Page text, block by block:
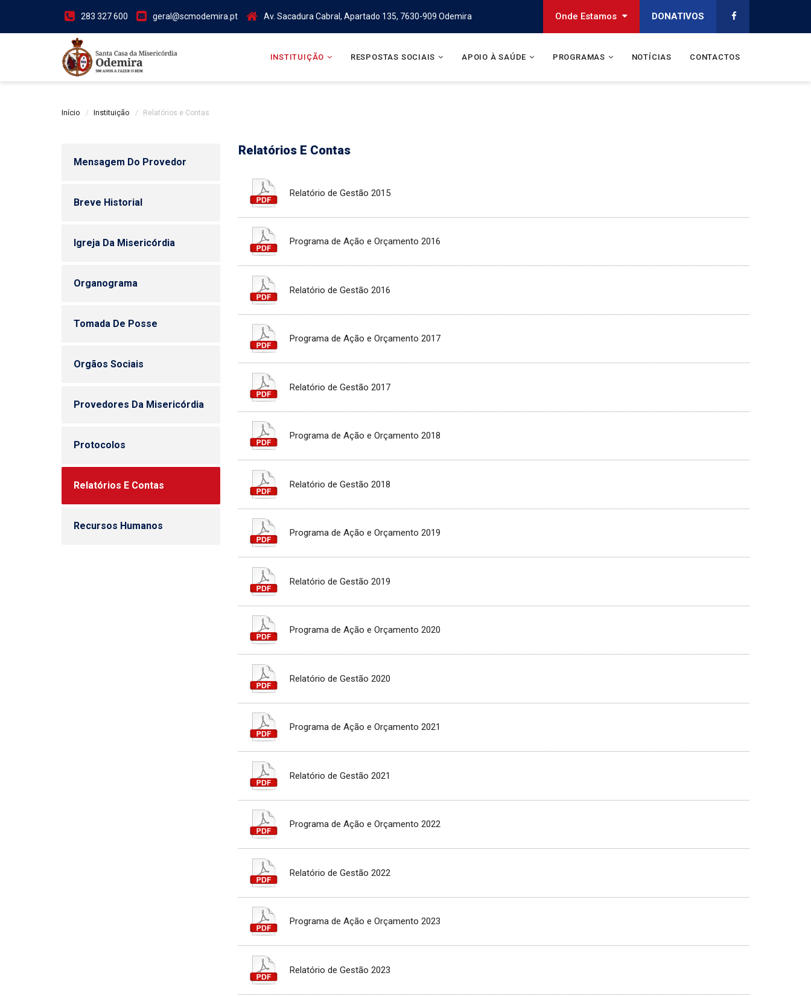
283 327 600 geral@scmodemira.pt Av. Sacadura Cabral, Apartado 135, 7630-909 Odemira Onde Estamos DONATIVOS
INSTITUIÇÃO RESPOSTAS SOCIAIS APOIO À SAÚDE PROGRAMAS NOTÍCIAS CONTACTOS
Início Instituição Relatórios e Contas
Mensagem Do Provedor
Breve Historial
Igreja Da Misericórdia
Organograma
Tomada De Posse
Orgãos Sociais
Provedores Da Misericórdia
Protocolos
Relatórios E Contas
Recursos Humanos
Relatórios E Contas
Relatório de Gestão 2015
Programa de Ação e Orçamento 2016
Relatório de Gestão 2016
Programa de Ação e Orçamento 2017
Relatório de Gestão 2017
Programa de Ação e Orçamento 2018
Relatório de Gestão 2018
Programa de Ação e Orçamento 2019
Relatório de Gestão 2019
Programa de Ação e Orçamento 2020
Relatório de Gestão 2020
Programa de Ação e Orçamento 2021
Relatório de Gestão 2021
Programa de Ação e Orçamento 2022
Relatório de Gestão 2022
Programa de Ação e Orçamento 2023
Relatório de Gestão 2023